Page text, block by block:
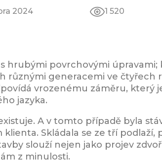
2024 1 520
hrubými povrchovými úpravami;
různými generacemi ve čtyřech
vrozenému záměru, který
jazyka.
A v tomto případě byla
Skládala se ze tří podlaží,
slouží nejen jako projev
z minulosti.